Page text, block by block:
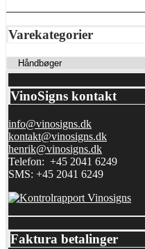
Varekategorier
VinoSigns kontakt
info@vinosigns.dk
kontakt@vinosigns.dk
henrik@vinosigns.dk
Telefon: +45 2041 6249
SMS: +45 2041 6249
Faktura betalinger